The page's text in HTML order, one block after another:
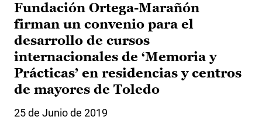
Fundación Ortega-Marañón
firman un convenio para el
desarrollo de cursos
internacionales de ‘Memoria y
Prácticas’ en residencias y centros
de mayores de Toledo
25 de Junio de 2019